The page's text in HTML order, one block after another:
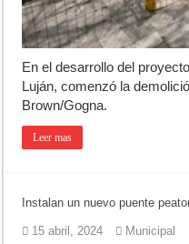
En el desarrollo del
Luján, comenzó la
Brown/Gogna.
Leer mas
Instalan un nuevo puente
15 abril, 2024 Municipal